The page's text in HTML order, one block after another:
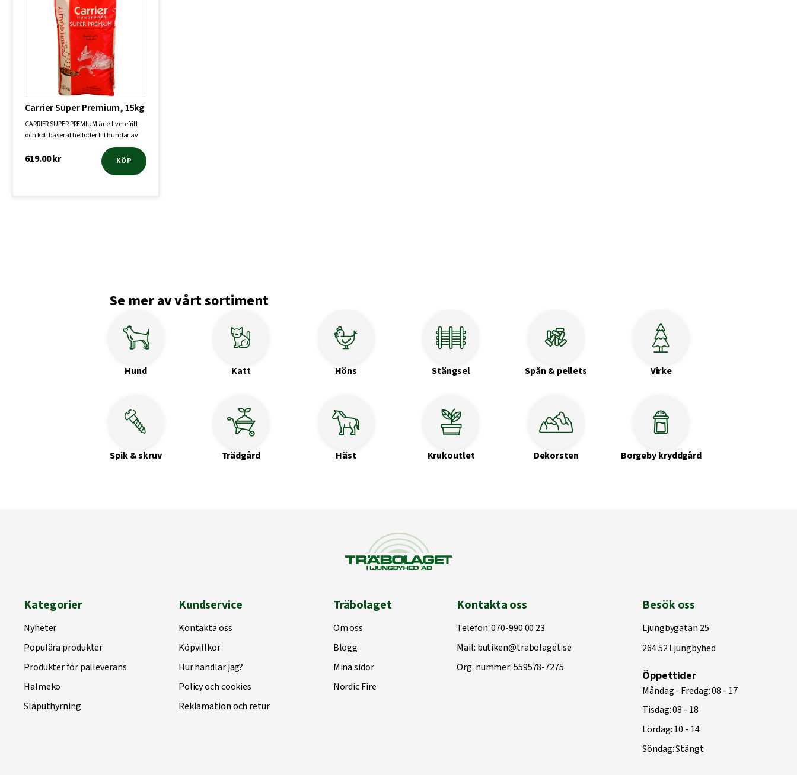
Carrier Super Premium, 15kg
CARRIER SUPER PREMIUM är ett vetefritt
och köttbaserat helfoder till hundar av
619.00kr KÖP
Se mer av vårt sortiment
Hund Katt Höns Stängsel Spån & pellets Virke
Spik & skruv Trädgård Häst Krukoutlet Dekorsten Borgeby kryddgård
Kategorier
Nyheter
Populära produkter
Produkter för palleverans
Halmeko
Släputhyrning
Kundservice
Kontakta oss
Köpvillkor
Hur handlar jag?
Policy och cookies
Reklamation och retur
Träbolaget
Om oss
Blogg
Mina sidor
Nordic Fire
Kontakta oss
Telefon:070-990 00 23
Mail: butiken@trabolaget.se
Org. nummer: 559578-7275
Besök oss
Ljungbygatan 25
264 52 Ljungbyhed
Öppettider
Måndag - Fredag: 08 - 17
Tisdag: 08 - 18
Lördag: 10 - 14
Söndag: Stängt